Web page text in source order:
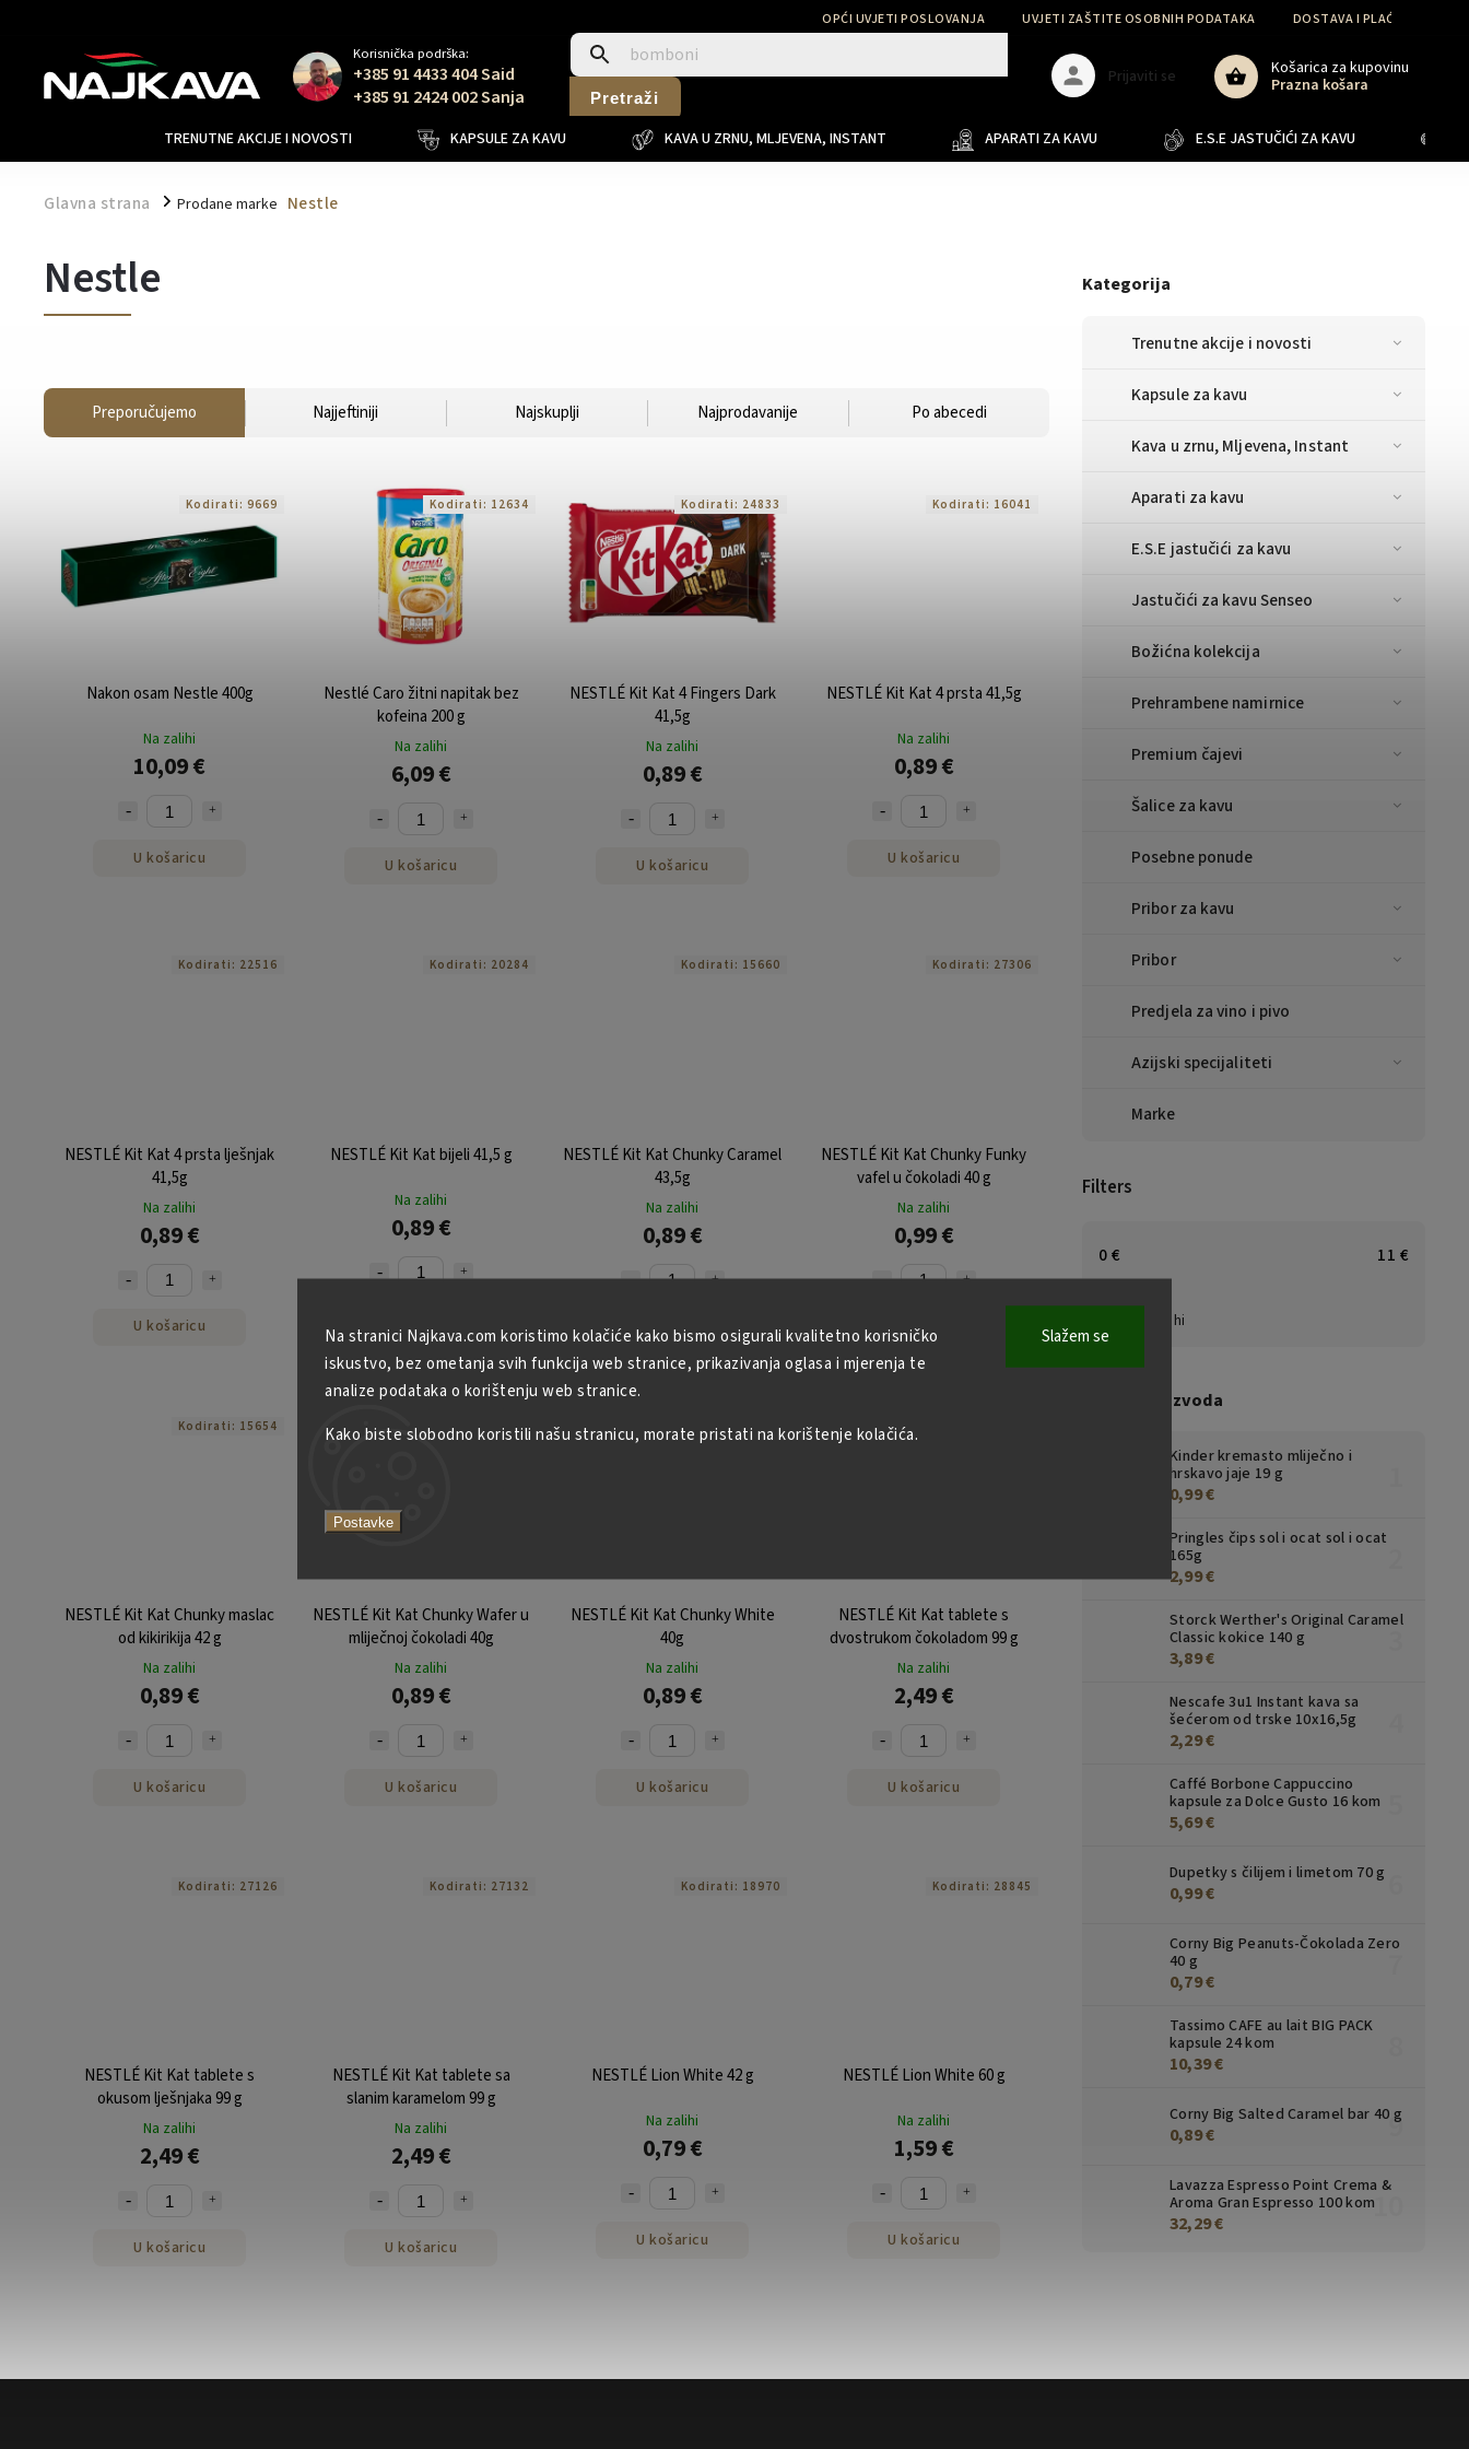
Na stranici Najkava.com koristimo kolačiće kako bismo osigurali kvalitetno korisničko
iskustvo, bez ometanja svih funkcija web stranice, prikazivanja oglasa i mjerenja te
analize podataka o korištenju web stranice.
Kako biste slobodno koristili našu stranicu, morate pristati na korištenje kolačića.
Postavke
Slažem se
OPĆI UVJETI POSLOVANJA UVJETI ZAŠTITE OSOBNIH PODATAKA DOSTAVA I PLAĆANJE
Korisnička podrška:
+385 91 4433 404 Said
+385 91 2424 002 Sanja
Pretraži
Košarica za kupovinu
Prazna košara
Prijaviti se
TRENUTNE AKCIJE I NOVOSTI KAPSULE ZA KAVU KAVA U ZRNU, MLJEVENA, INSTANT APARATI ZA KAVU E.S.E JASTUČIĆI ZA KAVU
Glavna strana / Prodane marke Nestle
Kategorija
Trenutne akcije i novosti
Kapsule za kavu
Kava u zrnu, Mljevena, Instant
Aparati za kavu
E.S.E jastučići za kavu
Jastučići za kavu Senseo
Božićna kolekcija
Prehrambene namirnice
Premium čajevi
Šalice za kavu
Posebne ponude
Pribor za kavu
Pribor
Predjela za vino i pivo
Azijski specijaliteti
Marke
Filters
0€ 11 €
Na zalihi
Top 10 proizvoda
Kinder kremasto mliječno i
hrskavo jaje 19 g
0,99 €
Pringles čips sol i ocat sol i ocat
165g
2,99 €
Storck Werther's Original Caramel
Classic kokice 140 g
3,89 €
Nescafe 3u1 Instant kava sa
šećerom od trske 10x16,5g
2,29 €
Caffé Borbone Cappuccino
kapsule za Dolce Gusto 16 kom
5,69 €
Dupetky s čilijem i limetom 70 g
0,99 €
Corny Big Peanuts-Čokolada Zero
40 g
0,79 €
Tassimo CAFE au lait BIG PACK
kapsule 24 kom
10,39 €
Corny Big Salted Caramel bar 40 g
0,89 €
Lavazza Espresso Point Crema &
Aroma Gran Espresso 100 kom
32,29 €
Nestle
Preporučujemo Najjeftiniji Najskuplji Najprodavanije Po abecedi
Nakon osam Nestle 400g
Na zalihi
10,09 €
U košaricu
Kodirati: 9669
Nestlé Caro žitni napitak bez
kofeina 200 g
Na zalihi
6,09 €
U košaricu
Kodirati: 12634
NESTLÉ Kit Kat 4 Fingers Dark
41,5g
Na zalihi
0,89 €
U košaricu
Kodirati: 24833
NESTLÉ Kit Kat 4 prsta 41,5g
Na zalihi
0,89 €
U košaricu
Kodirati: 16041
NESTLÉ Kit Kat 4 prsta lješnjak
41,5g
Na zalihi
0,89 €
U košaricu
Kodirati: 22516
NESTLÉ Kit Kat bijeli 41,5 g
Na zalihi
0,89 €
Kodirati: 20284
NESTLÉ Kit Kat Chunky Caramel
43,5g
Na zalihi
0,89 €
U košaricu
Kodirati: 15660
NESTLÉ Kit Kat Chunky Funky
vafel u čokoladi 40 g
Na zalihi
0,99 €
U košaricu
Kodirati: 27306
NESTLÉ Kit Kat Chunky maslac
od kikirikija 42 g
Na zalihi
0,89 €
U košaricu
Kodirati: 15654
NESTLÉ Kit Kat Chunky Wafer u
mliječnoj čokoladi 40g
Na zalihi
0,89 €
U košaricu
Kodirati: 15651
NESTLÉ Kit Kat Chunky White
40g
Na zalihi
0,89 €
U košaricu
Kodirati: 15666
NESTLÉ Kit Kat tablete s
dvostrukom čokoladom 99 g
Na zalihi
2,49 €
U košaricu
NESTLÉ Kit Kat tablete s
okusom lješnjaka 99 g
Na zalihi
2,49 €
U košaricu
Kodirati: 27126
NESTLÉ Kit Kat tablete sa
slanim karamelom 99 g
Na zalihi
2,49 €
U košaricu
Kodirati: 27132
NESTLÉ Lion White 42 g
Na zalihi
0,79 €
U košaricu
Kodirati: 18970
NESTLÉ Lion White 60 g
Na zalihi
1,59 €
U košaricu
Kodirati: 28845